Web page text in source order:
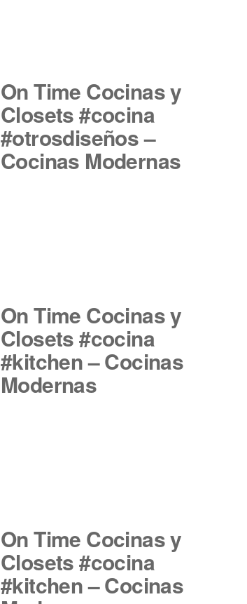
On Time Cocinas y
Closets #cocina
#otrosdiseños –
Cocinas Modernas
On Time Cocinas y
Closets #cocina
#kitchen – Cocinas
Modernas
On Time Cocinas y
Closets #cocina
#kitchen – Cocinas